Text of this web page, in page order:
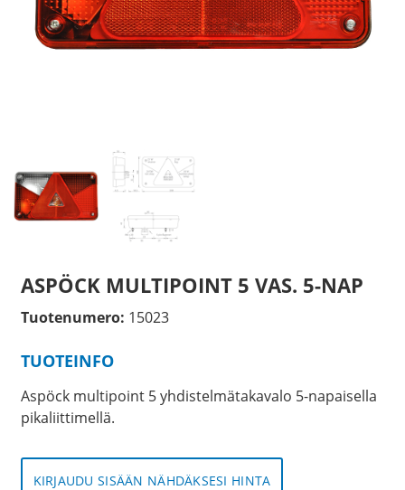
ASPÖCK MULTIPOINT 5 VAS. 5-NAP
Tuotenumero: 15023
TUOTEINFO
Aspöck multipoint 5 yhdistelmätakavalo 5-napaisella
pikaliittimellä.
KIRJAUDU SISÄÄN NÄHDÄKSESI HINTA